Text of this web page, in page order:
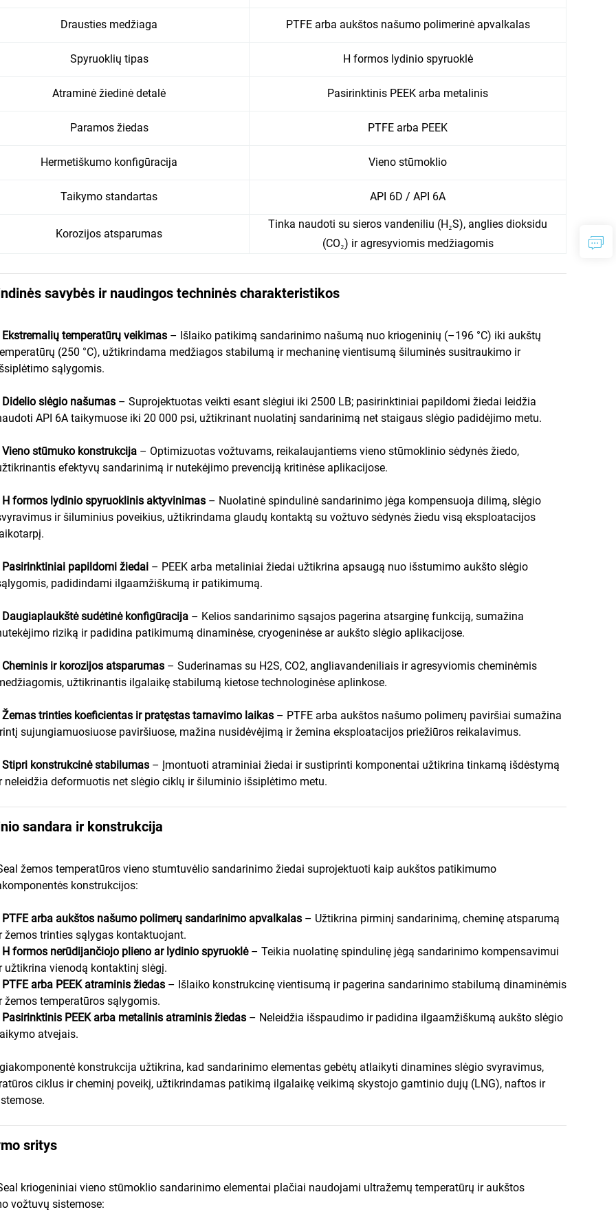
Drausties medžiaga PTFE arba aukštos našumo polimerinė apvalkalas
Spyruoklių tipas H formos lydinio spyruoklė
Atraminė žiedinė detalė Pasirinktinis PEEK arba metalinis
Paramos žiedas PTFE arba PEEK
Hermetiškumo konfigūracija Vieno stūmoklio
Taikymo standartas API 6D / API 6A
Korozijos atsparumas
Tinka naudoti su sieros vandeniliu (H₂S), anglies dioksidu
(CO₂) ir agresyviomis medžiagomis
savybės ir naudingos techninės charakteristikos
Ekstremalių temperatūrų veikimas – Išlaiko patikimą sandarinimo našumą nuo kriogeninių (–196 °C) iki aukštų
(250 °C), užtikrindama medžiagos stabilumą ir mechaninę vientisumą šiluminės susitraukimo ir
sąlygomis.
Didelio slėgio našumas – Suprojektuotas veikti esant slėgiui iki 2500 LB; pasirinktiniai papildomi žiedai leidžia
API 6A taikymuose iki 20 000 psi, užtikrinant nuolatinį sandarinimą net staigaus slėgio padidėjimo metu.
Vieno stūmuko konstrukcija – Optimizuotas vožtuvams, reikalaujantiems vieno stūmoklinio sėdynės žiedo,
efektyvų sandarinimą ir nutekėjimo prevenciją kritinėse aplikacijose.
H formos lydinio spyruoklinis aktyvinimas – Nuolatinė spindulinė sandarinimo jėga kompensuoja dilimą, slėgio
ir šiluminius poveikius, užtikrindama glaudų kontaktą su vožtuvo sėdynės žiedu visą eksploatacijos
Pasirinktiniai papildomi žiedai – PEEK arba metaliniai žiedai užtikrina apsaugą nuo išstumimo aukšto slėgio
padidindami ilgaamžiškumą ir patikimumą.
Daugiaplaukštė sudėtinė konfigūracija – Kelios sandarinimo sąsajos pagerina atsarginę funkciją, sumažina
riziką ir padidina patikimumą dinaminėse, cryogeninėse ar aukšto slėgio aplikacijose.
Cheminis ir korozijos atsparumas – Suderinamas su H2S, CO2, angliavandeniliais ir agresyviomis cheminėmis
užtikrinantis ilgalaikę stabilumą kietose technologinėse aplinkose.
Žemas trinties koeficientas ir pratęstas tarnavimo laikas – PTFE arba aukštos našumo polimerų paviršiai sumažina
sujungiamuosiuose paviršiuose, mažina nusidėvėjimą ir žemina eksploatacijos priežiūros reikalavimus.
Stipri konstrukcinė stabilumas – Įmontuoti atraminiai žiedai ir sustiprinti komponentai užtikrina tinkamą išdėstymą
neleidžia deformuotis net slėgio ciklų ir šiluminio išsiplėtimo metu.
sandara ir konstrukcija
žemos temperatūros vieno stumtuvėlio sandarinimo žiedai suprojektuoti kaip aukštos patikimumo
konstrukcijos:
PTFE arba aukštos našumo polimerų sandarinimo apvalkalas – Užtikrina pirminį sandarinimą, cheminę atsparumą
žemos trinties sąlygas kontaktuojant.
H formos nerūdijančiojo plieno ar lydinio spyruoklė – Teikia nuolatinę spindulinę jėgą sandarinimo kompensavimui
užtikrina vienodą kontaktinį slėgį.
PTFE arba PEEK atraminis žiedas – Išlaiko konstrukcinę vientisumą ir pagerina sandarinimo stabilumą dinaminėmis
žemos temperatūros sąlygomis.
Pasirinktinis PEEK arba metalinis atraminis žiedas – Neleidžia išspaudimo ir padidina ilgaamžiškumą aukšto slėgio
atvejais.
konstrukcija užtikrina, kad sandarinimo elementas gebėtų atlaikyti dinamines slėgio svyravimus,
ciklus ir cheminį poveikį, užtikrindamas patikimą ilgalaikę veikimą skystojo gamtinio dujų (LNG), naftos ir
sritys
kriogeniniai vieno stūmoklio sandarinimo elementai plačiai naudojami ultražemų temperatūrų ir aukštos
vožtuvų sistemose: